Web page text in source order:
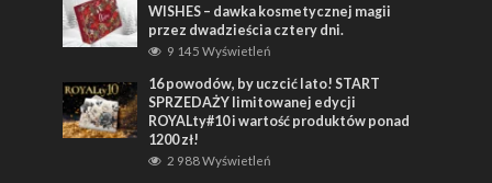
WISHES – dawka kosmetycznej magii
przez dwadzieścia cztery dni.
9 145 Wyświetleń
16 powodów, by uczcić lato! START
SPRZEDAŻY limitowanej edycji
ROYALty#10 i wartość produktów ponad
1200 zł!
2 988 Wyświetleń